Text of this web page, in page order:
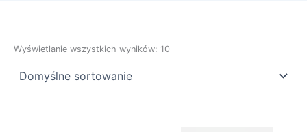
Wyświetlanie wszystkich wyników: 10